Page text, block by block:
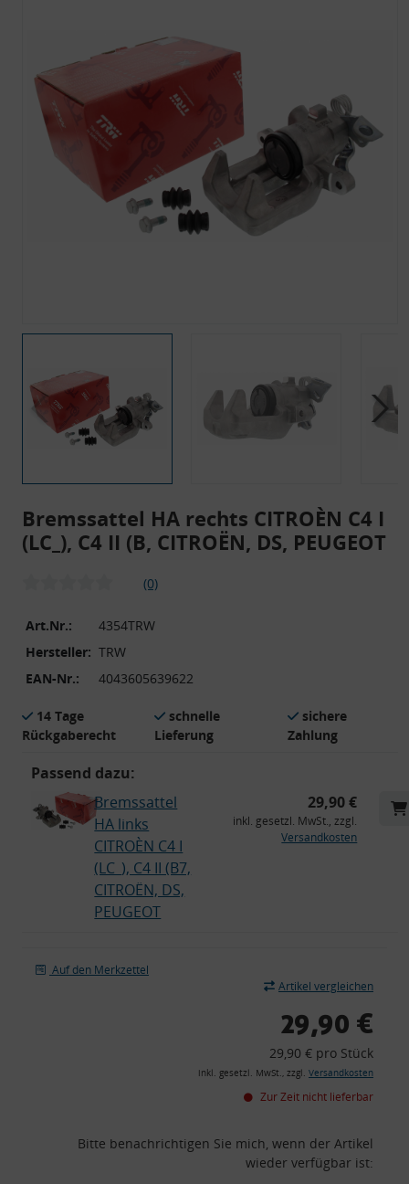
Bremssattel HA rechts CITROÈN C4 I
(LC_), C4 II (B, CITROËN, DS, PEUGEOT
(0)
Art.Nr.:
4354TRW
Hersteller: TRW
EAN-Nr.:
4043605639622
14 Tage
Rückgaberecht
schnelle
Lieferung
sichere
Zahlung
Passend dazu:
Bremssattel
HA links
CITROÈN C4 I
(LC_), C4 II (B7,
CITROËN, DS,
PEUGEOT
29,90 €
inkl. gesetzl. MwSt., zzgl.
Versandkosten
Auf den Merkzettel
Artikel vergleichen
29,90 €
29,90 € pro Stück
inkl. gesetzl. MwSt., zzgl. Versandkosten
Zur Zeit nicht lieferbar
Bitte benachrichtigen Sie mich, wenn der Artikel
wieder verfügbar ist: